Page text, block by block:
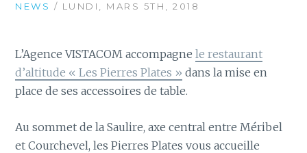
NEWS / LUNDI, MARS 5TH, 2018
L’Agence VISTACOM accompagnele restaurant
d’altitude « Les Pierres Plates » dans la mise en
place de ses accessoires de table.
Au sommet de la Saulire, axe central entre Méribel
et Courchevel, les Pierres Plates vous accueille